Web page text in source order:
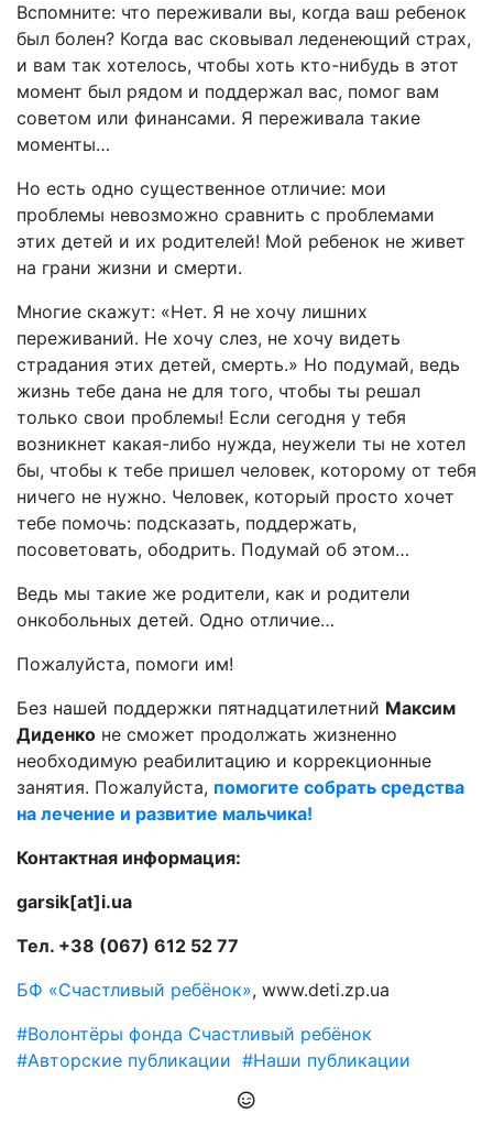
Вспомните: что переживали вы, когда ваш ребенок
был болен? Когда вас сковывал леденеющий страх,
и вам так хотелось, чтобы хоть кто-нибудь в этот
момент был рядом и поддержал вас, помог вам
советом или финансами. Я переживала такие
моменты…
Но есть одно существенное отличие: мои
проблемы невозможно сравнить с проблемами
этих детей и их родителей! Мой ребенок не живет
на грани жизни и смерти.
Многие скажут: «Нет. Я не хочу лишних
переживаний. Не хочу слез, не хочу видеть
страдания этих детей, смерть.» Но подумай, ведь
жизнь тебе дана не для того, чтобы ты решал
только свои проблемы! Если сегодня у тебя
возникнет какая-либо нужда, неужели ты не хотел
бы, чтобы к тебе пришел человек, которому от тебя
ничего не нужно. Человек, который просто хочет
тебе помочь: подсказать, поддержать,
посоветовать, ободрить. Подумай об этом…
Ведь мы такие же родители, как и родители
онкобольных детей. Одно отличие…
Пожалуйста, помоги им!
Без нашей поддержки пятнадцатилетний Максим
Диденко не сможет продолжать жизненно
необходимую реабилитацию и коррекционные
занятия. Пожалуйста, помогите собрать средства
на лечение и развитие мальчика!
Контактная информация:
garsik[at]i.ua
Тел. +38 (067) 612 52 77
БФ «Счастливый ребёнок», www.deti.zp.ua
#Волонтёры фонда Счастливый ребёнок
#Авторские публикации #Наши публикации